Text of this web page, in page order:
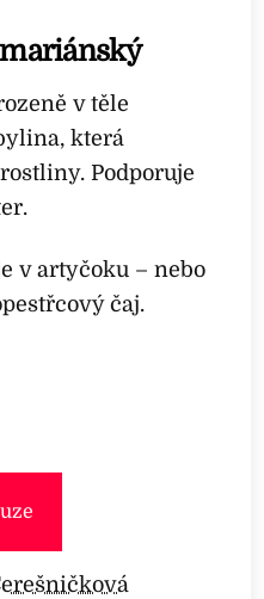
v těle
která
Podporuje
v artyčoku – nebo
čaj.